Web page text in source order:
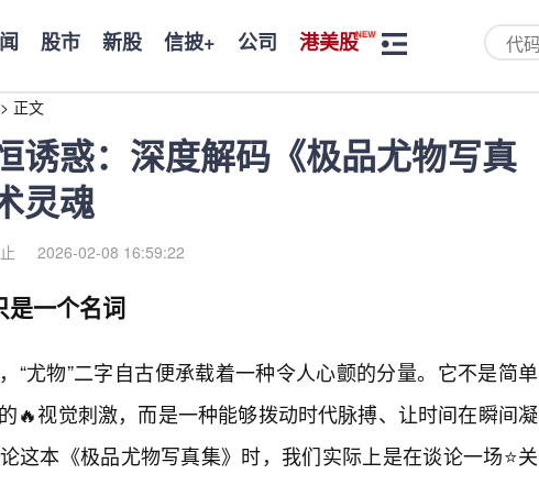
股市 新股 信披+ 公司 港美股
> 正文
诱惑：深度解码《极品尤物写真
灵魂
2026-02-08 16:59:22
是一个名词
“尤物”二字自古便承载着一种令人心颤的分量。它不是简单
🔥视觉刺激，而是一种能够拨动时代脉搏、让时间在瞬间凝
这本《极品尤物写真集》时，我们实际上是在谈论一场⭐关